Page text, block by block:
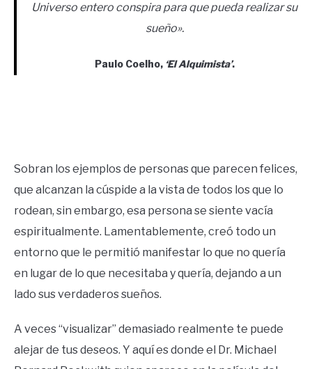
Universo entero conspira para que pueda realizar su
sueño».
Paulo Coelho, ‘El Alquimista’.
Sobran los ejemplos de personas que parecen felices,
que alcanzan la cúspide a la vista de todos los que lo
rodean, sin embargo, esa persona se siente vacía
espiritualmente. Lamentablemente, creó todo un
entorno que le permitió manifestar lo que no quería
en lugar de lo que necesitaba y quería, dejando a un
lado sus verdaderos sueños.
A veces “visualizar” demasiado realmente te puede
alejar de tus deseos. Y aquí es donde el Dr. Michael